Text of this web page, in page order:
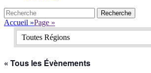
Search
Recherche
pour:
Accueil »Page »
Toutes Régions
« Tous les Évènements